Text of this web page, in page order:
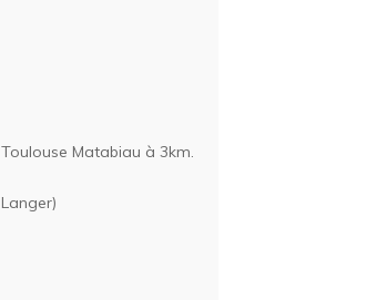
Matabiau à 3km.